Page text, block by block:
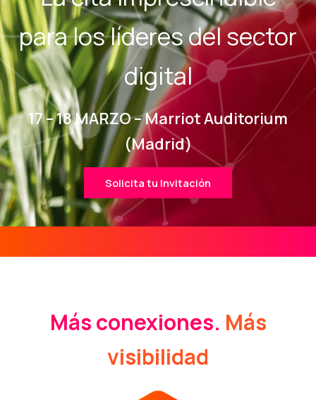
para los líderes del sector
digital
17 – 18 MARZO – Marriot Auditorium
(Madrid)
Solicita tu Invitación
Más conexiones. Más
visibilidad